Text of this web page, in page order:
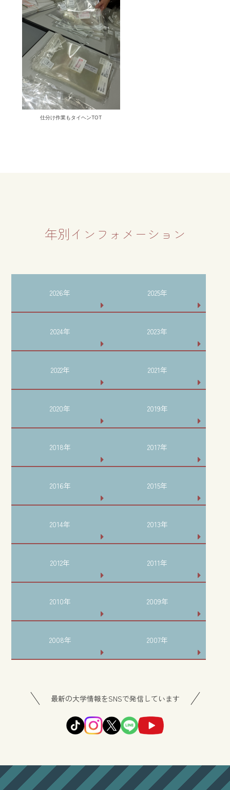
仕分け作業もタイヘンTOT
年別インフォメーション
2026年 2025年
2024年 2023年
2022年 2021年
2020年 2019年
2018年 2017年
2016年 2015年
2014年 2013年
2012年 2011年
2010年 2009年
2008年 2007年
最新の大学情報をSNSで発信しています